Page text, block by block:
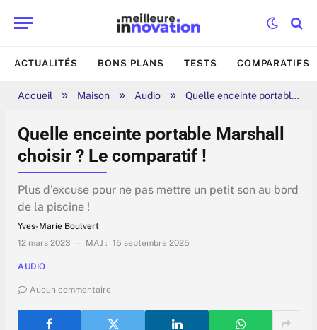
ACTUALITÉS BONS PLANS TESTS COMPARATIFS
Accueil » Maison » Audio » Quelle enceinte portable Marshall choisir ? Le comparatif !
Quelle enceinte portable Marshall
choisir ? Le comparatif !
Plus d'excuse pour ne pas mettre un petit son au bord
de la piscine !
Yves-Marie Boulvert
12 mars 2023
MAJ : 15 septembre 2025
AUDIO
Aucun commentaire